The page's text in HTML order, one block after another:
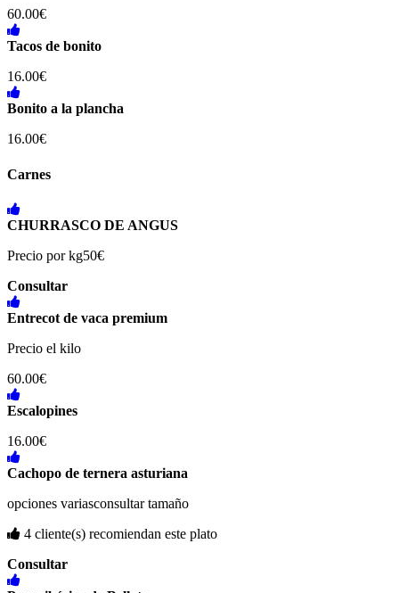
60.00€
Tacos de bonito
16.00€
Bonito a la plancha
16.00€
Carnes
CHURRASCO DE ANGUS
Precio por kg50€
Consultar
Entrecot de vaca premium
Precio el kilo
60.00€
Escalopines
16.00€
Cachopo de ternera asturiana
opciones variasconsultar tamaño
4 cliente(s) recomiendan este plato
Consultar